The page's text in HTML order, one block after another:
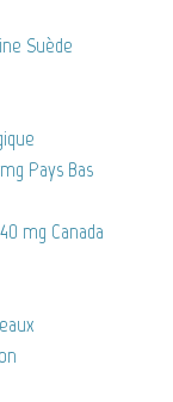
Suède
Pays Bas
mg Canada